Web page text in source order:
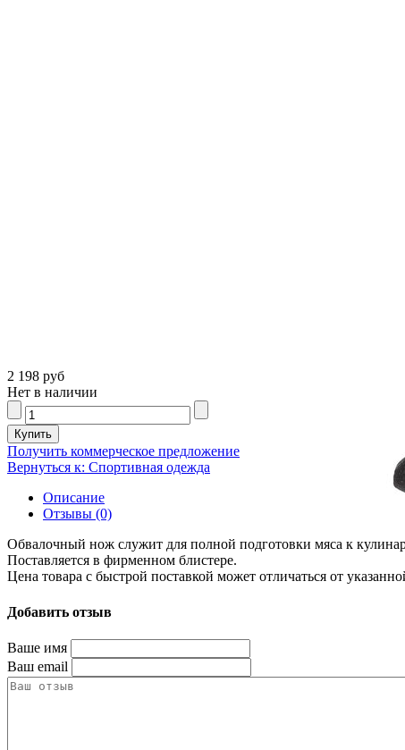
2 198 руб
Нет в наличии
Получить коммерческое предложение
Вернуться к: Спортивная одежда
Описание
Отзывы (0)
Обвалочный нож служит для полной подготовки мяса к
Поставляется в фирменном блистере.
Цена товара с быстрой поставкой может отличаться от
Добавить отзыв
Ваше имя
Ваш email